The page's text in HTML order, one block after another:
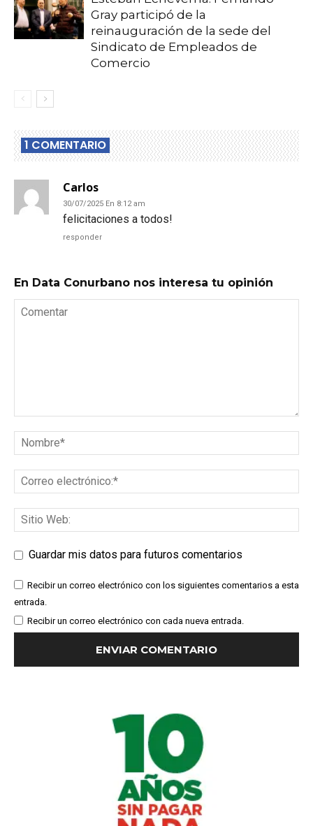
Gray participó de la
reinauguración de la sede del
Sindicato de Empleados de
Comercio
1 COMENTARIO
Carlos
30/07/2025 En 8:12 am
felicitaciones a todos!
responder
En Data Conurbano nos interesa tu opinión
Guardar mis datos para futuros comentarios
Recibir un correo electrónico con los siguientes comentarios a esta
entrada.
Recibir un correo electrónico con cada nueva entrada.